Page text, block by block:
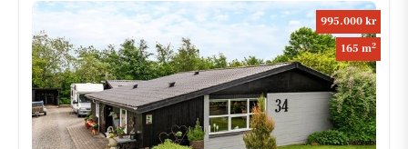
995.000 kr
165 m2